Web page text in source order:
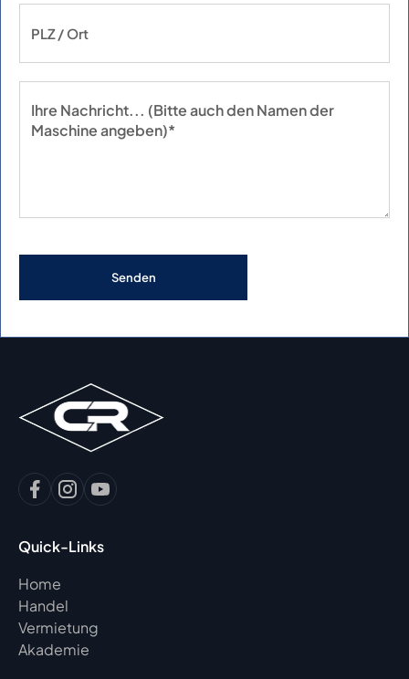
Quick-Links
Home
Handel
Vermietung
Akademie